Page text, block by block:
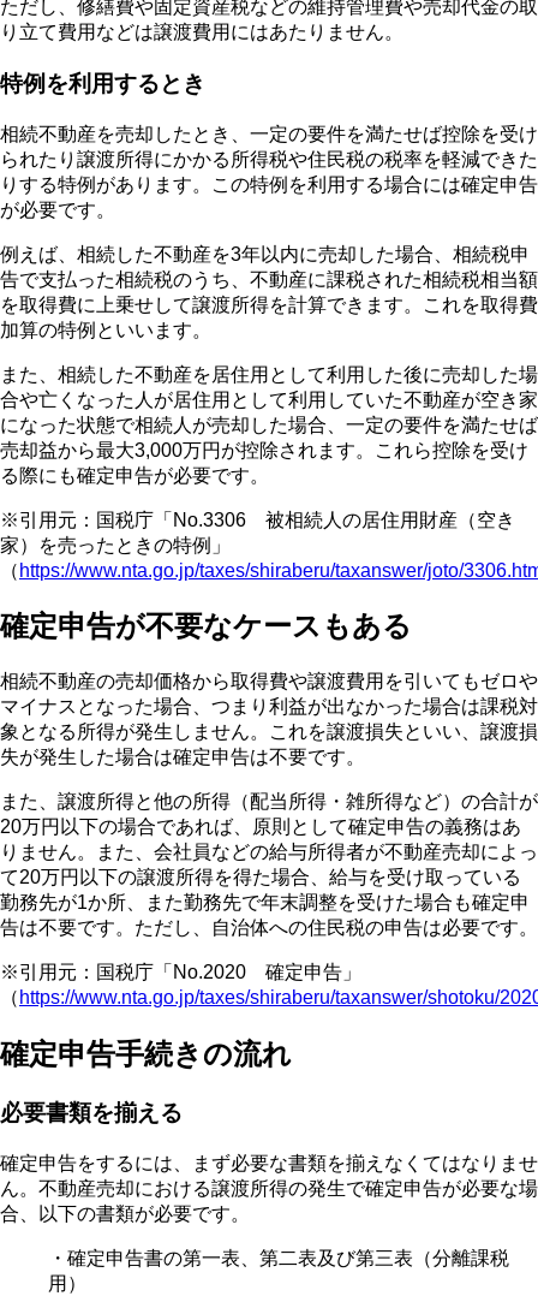
ただし、修繕費や固定資産税などの維持管理費や売却代金の取
り立て費用などは譲渡費用にはあたりません。
特例を利用するとき
相続不動産を売却したとき、一定の要件を満たせば控除を受け
られたり譲渡所得にかかる所得税や住民税の税率を軽減できた
りする特例があります。この特例を利用する場合には確定申告
が必要です。
例えば、相続した不動産を3年以内に売却した場合、相続税申
告で支払った相続税のうち、不動産に課税された相続税相当額
を取得費に上乗せして譲渡所得を計算できます。これを取得費
加算の特例といいます。
また、相続した不動産を居住用として利用した後に売却した場
合や亡くなった人が居住用として利用していた不動産が空き家
になった状態で相続人が売却した場合、一定の要件を満たせば
売却益から最大3,000万円が控除されます。これら控除を受け
る際にも確定申告が必要です。
※引用元：国税庁「No.3306 被相続人の居住用財産（空き
家）を売ったときの特例」
（ https://www.nta.go.jp/taxes/shiraberu/taxanswer/joto/
確定申告が不要なケースもある
相続不動産の売却価格から取得費や譲渡費用を引いてもゼロや
マイナスとなった場合、つまり利益が出なかった場合は課税対
象となる所得が発生しません。これを譲渡損失といい、譲渡損
失が発生した場合は確定申告は不要です。
また、譲渡所得と他の所得（配当所得・雑所得など）の合計が
20万円以下の場合であれば、原則として確定申告の義務はあ
りません。また、会社員などの給与所得者が不動産売却によっ
て20万円以下の譲渡所得を得た場合、給与を受け取っている
勤務先が1か所、また勤務先で年末調整を受けた場合も確定申
告は不要です。ただし、自治体への住民税の申告は必要です。
※引用元：国税庁「No.2020 確定申告」
（ https://www.nta.go.jp/taxes/shiraberu/taxanswer/shotoku/
確定申告手続きの流れ
必要書類を揃える
確定申告をするには、まず必要な書類を揃えなくてはなりませ
ん。不動産売却における譲渡所得の発生で確定申告が必要な場
合、以下の書類が必要です。
・確定申告書の第一表、第二表及び第三表（分離課税
用）